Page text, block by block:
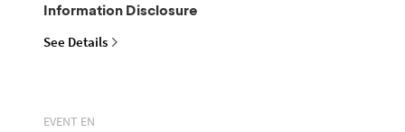
Information Disclosure
See Details
EVENT EN